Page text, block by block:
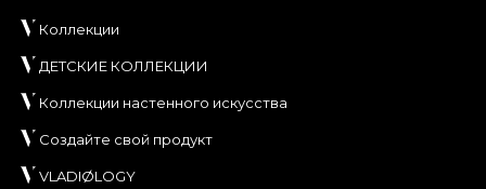
Коллекции
ДЕТСКИЕ КОЛЛЕКЦИИ
Коллекции настенного искусства
Создайте свой продукт
VLADIØLOGY